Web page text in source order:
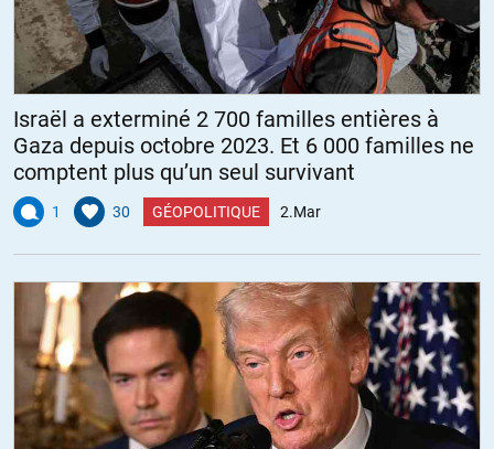
Israël a exterminé 2 700 familles entières à
Gaza depuis octobre 2023. Et 6 000 familles ne
comptent plus qu’un seul survivant
1 30 GÉOPOLITIQUE 2.Mar